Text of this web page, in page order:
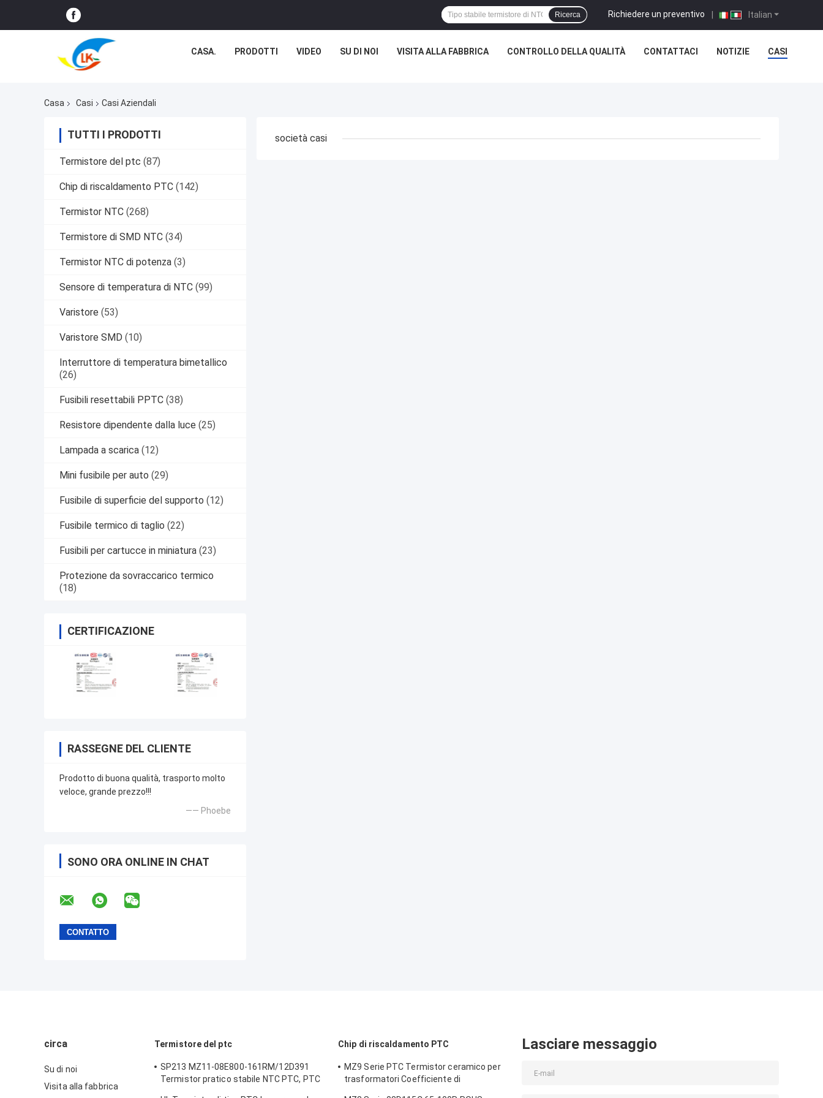
Italian
Richiedere un preventivo |
Ricerca
CASA. PRODOTTI VIDEO SU DI NOI VISITA ALLA FABBRICA CONTROLLO DELLA QUALITÀ CONTATTACI NOTIZIE CASI
Casa Casi Casi Aziendali
TUTTI I PRODOTTI
Termistore del ptc (87)
Chip di riscaldamento PTC (142)
Termistor NTC (268)
Termistore di SMD NTC (34)
Termistor NTC di potenza (3)
Sensore di temperatura di NTC (99)
Varistore (53)
Varistore SMD (10)
Interruttore di temperatura bimetallico
(26)
Fusibili resettabili PPTC (38)
Resistore dipendente dalla luce (25)
Lampada a scarica (12)
Mini fusibile per auto (29)
Fusibile di superficie del supporto (12)
Fusibile termico di taglio (22)
Fusibili per cartucce in miniatura (23)
Protezione da sovraccarico termico
(18)
CERTIFICAZIONE
RASSEGNE DEL CLIENTE
Prodotto di buona qualità, trasporto molto
veloce, grande prezzo!!!
—— Phoebe
SONO ORA ONLINE IN CHAT
società casi
circa
Su di noi
Visita alla fabbrica
Termistore del ptc
SP213 MZ11-08E800-161RM/12D391
Termistor pratico stabile NTC PTC, PTC
Chip di riscaldamento PTC
MZ9 Serie PTC Termistor ceramico per
trasformatori Coefficiente di
Lasciare messaggio